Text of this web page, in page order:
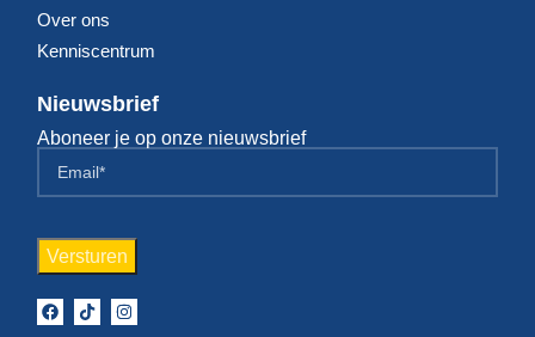
Over ons
Kenniscentrum
Nieuwsbrief
Aboneer je op onze nieuwsbrief